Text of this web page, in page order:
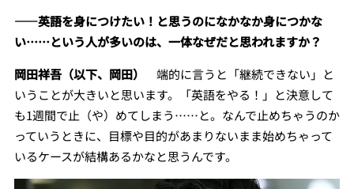
――英語を身につけたい！と思うのになかなか身につかな
い……という人が多いのは、一体なぜだと思われますか？
岡田祥吾（以下、岡田）
端的に言うと「継続できない」と
いうことが大きいと思います。「英語をやる！」と決意して
も1週間で止（や）めてしまう……と。なんで止めちゃうのか
っていうときに、目標や目的があまりないまま始めちゃって
いるケースが結構あるかなと思うんです。